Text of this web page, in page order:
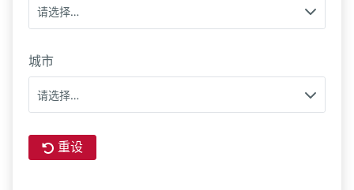
请选择…
城市
请选择…
重设